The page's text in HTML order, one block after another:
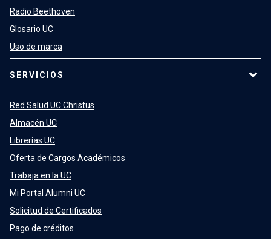
Radio Beethoven
Glosario UC
Uso de marca
SERVICIOS
Red Salud UC Christus
Almacén UC
Librerías UC
Oferta de Cargos Académicos
Trabaja en la UC
Mi Portal Alumni UC
Solicitud de Certificados
Pago de créditos